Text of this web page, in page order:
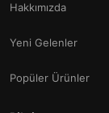
Hakkımızda
Yeni Gelenler
Popüler Ürünler